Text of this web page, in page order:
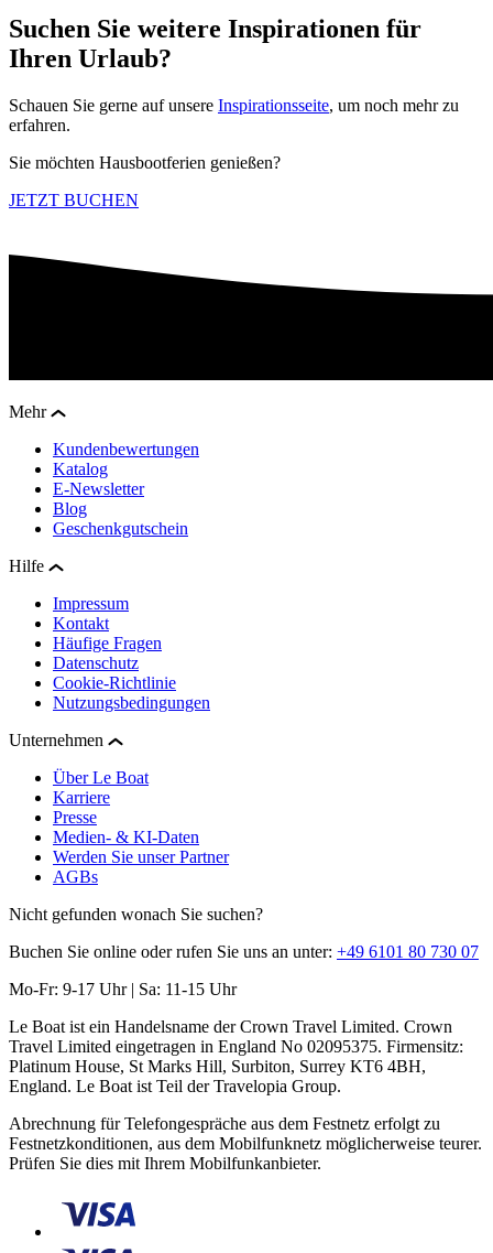
Suchen Sie weitere Inspirationen für
Ihren Urlaub?
Schauen Sie gerne auf unsere Inspirationsseite, um noch mehr zu
erfahren.
Sie möchten Hausbootferien genießen?
JETZT BUCHEN
Mehr
Kundenbewertungen
Katalog
E-Newsletter
Blog
Geschenkgutschein
Hilfe
Impressum
Kontakt
Häufige Fragen
Datenschutz
Cookie-Richtlinie
Nutzungsbedingungen
Unternehmen
Über Le Boat
Karriere
Presse
Medien- & KI-Daten
Werden Sie unser Partner
AGBs
Nicht gefunden wonach Sie suchen?
Buchen Sie online oder rufen Sie uns an unter: +49 6101 80 730 07
Mo-Fr: 9-17 Uhr | Sa: 11-15 Uhr
Le Boat ist ein Handelsname der Crown Travel Limited. Crown
Travel Limited eingetragen in England No 02095375. Firmensitz:
Platinum House, St Marks Hill, Surbiton, Surrey KT6 4BH,
England. Le Boat ist Teil der Travelopia Group.
Abrechnung für Telefongespräche aus dem Festnetz erfolgt zu
Festnetzkonditionen, aus dem Mobilfunknetz möglicherweise teurer.
Prüfen Sie dies mit Ihrem Mobilfunkanbieter.